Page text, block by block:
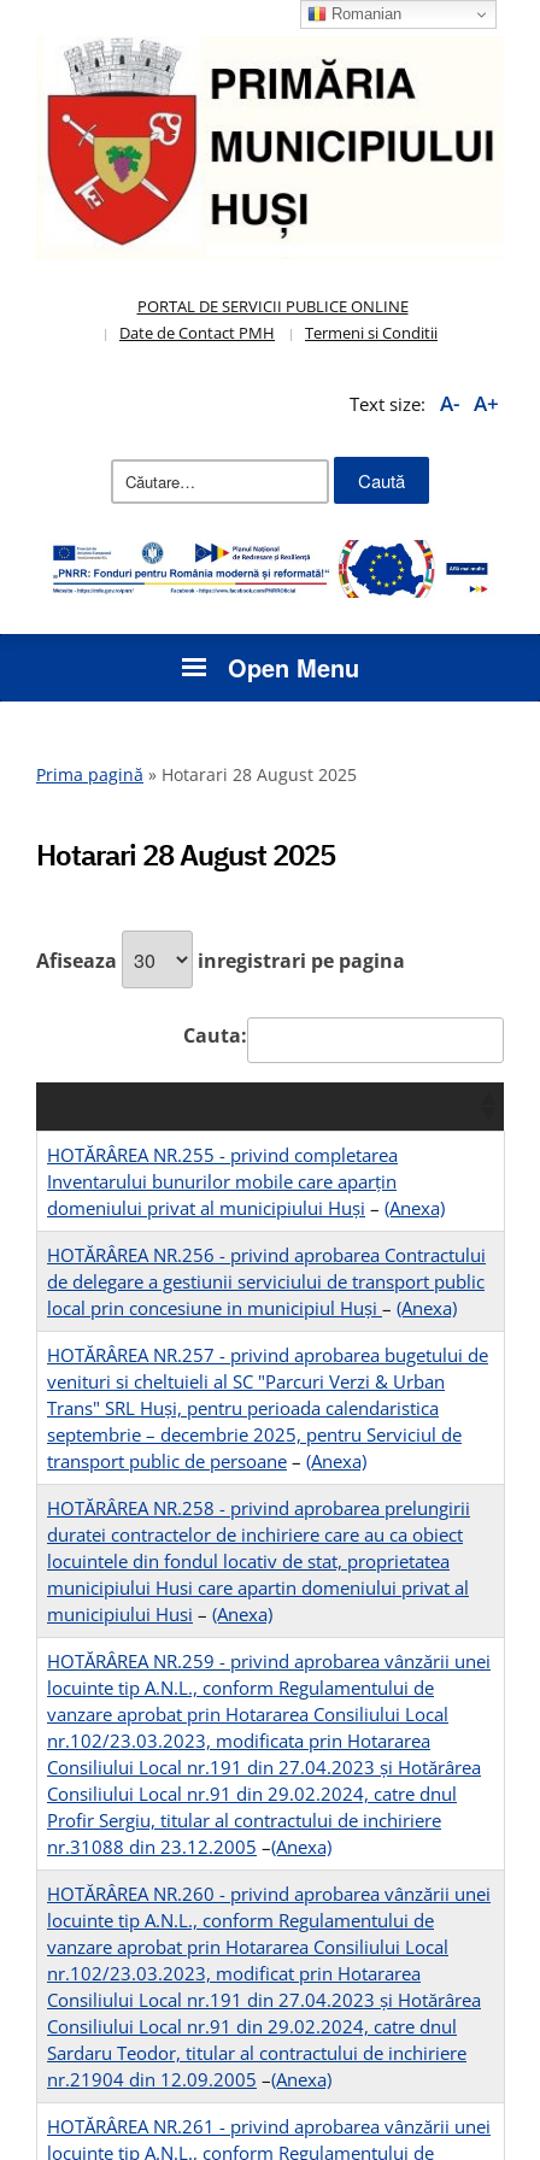
PORTAL DE SERVICII PUBLICE ONLINE
Date de Contact PMH
Termeni si Conditii
Text size: A- A+
Caută
Open Menu
Prima pagină » Hotarari 28 August 2025
Hotarari 28 August 2025
Afiseaza inregistrari pe pagina
Cauta:
HOTĂRÂREA NR.255 - privind completarea
Inventarului bunurilor mobile care aparțin
domeniului privat al municipiului Huși – (Anexa)
HOTĂRÂREA NR.256 - privind aprobarea Contractului
de delegare a gestiunii serviciului de transport public
local prin concesiune in municipiul Huși – (Anexa)
HOTĂRÂREA NR.257 - privind aprobarea bugetului de
venituri si cheltuieli al SC "Parcuri Verzi & Urban
Trans" SRL Huși, pentru perioada calendaristica
septembrie – decembrie 2025, pentru Serviciul de
transport public de persoane – (Anexa)
HOTĂRÂREA NR.258 - privind aprobarea prelungirii
duratei contractelor de inchiriere care au ca obiect
locuintele din fondul locativ de stat, proprietatea
municipiului Husi care apartin domeniului privat al
municipiului Husi – (Anexa)
HOTĂRÂREA NR.259 - privind aprobarea vânzării unei
locuinte tip A.N.L., conform Regulamentului de
vanzare aprobat prin Hotararea Consiliului Local
nr.102/23.03.2023, modificata prin Hotararea
Consiliului Local nr.191 din 27.04.2023 și Hotărârea
Consiliului Local nr.91 din 29.02.2024, catre dnul
Profir Sergiu, titular al contractului de inchiriere
nr.31088 din 23.12.2005 –(Anexa)
HOTĂRÂREA NR.260 - privind aprobarea vânzării unei
locuinte tip A.N.L., conform Regulamentului de
vanzare aprobat prin Hotararea Consiliului Local
nr.102/23.03.2023, modificat prin Hotararea
Consiliului Local nr.191 din 27.04.2023 și Hotărârea
Consiliului Local nr.91 din 29.02.2024, catre dnul
Sardaru Teodor, titular al contractului de inchiriere
nr.21904 din 12.09.2005 –(Anexa)
HOTĂRÂREA NR.261 - privind aprobarea vânzării unei
locuinte tip A.N.L., conform Regulamentului de
Romanian